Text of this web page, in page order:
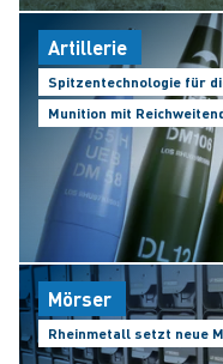
Artillerie
Spitzentechnologie für
Munition mit
Mörser
Rheinmetall setzt neue